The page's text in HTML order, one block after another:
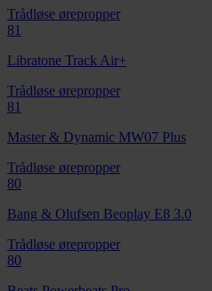
Trådløse ørepropper
81
Libratone Track Air+
Trådløse ørepropper
81
Master & Dynamic MW07 Plus
Trådløse ørepropper
80
Bang & Olufsen Beoplay E8 3.0
Trådløse ørepropper
80